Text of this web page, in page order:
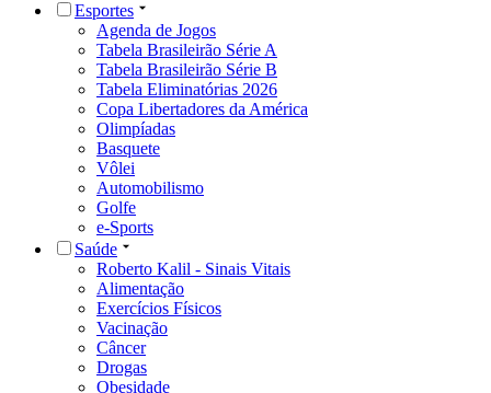
Esportes
Agenda de Jogos
Tabela Brasileirão Série A
Tabela Brasileirão Série B
Tabela Eliminatórias 2026
Copa Libertadores da América
Olimpíadas
Basquete
Vôlei
Automobilismo
Golfe
e-Sports
Saúde
Roberto Kalil - Sinais Vitais
Alimentação
Exercícios Físicos
Vacinação
Câncer
Drogas
Obesidade